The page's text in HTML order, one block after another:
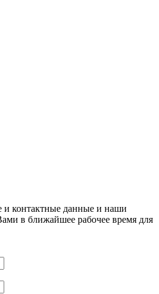
и контактные данные и наши
в ближайшее рабочее время для